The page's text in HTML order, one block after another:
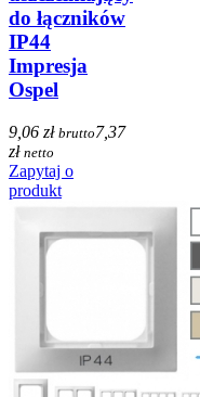
do łączników
IP44
Impresja
Ospel
9,06 zł brutto7,37
zł netto
Zapytaj o
produkt